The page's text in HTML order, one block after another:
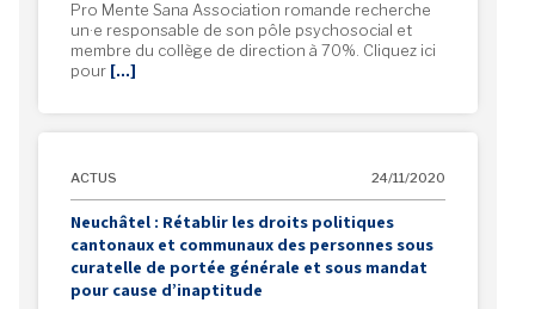
Pro Mente Sana Association romande recherche
un·e responsable de son pôle psychosocial et
membre du collège de direction à 70%. Cliquez ici
pour […]
ACTUS 24/11/2020
Neuchâtel : Rétablir les droits politiques
cantonaux et communaux des personnes sous
curatelle de portée générale et sous mandat
pour cause d’inaptitude